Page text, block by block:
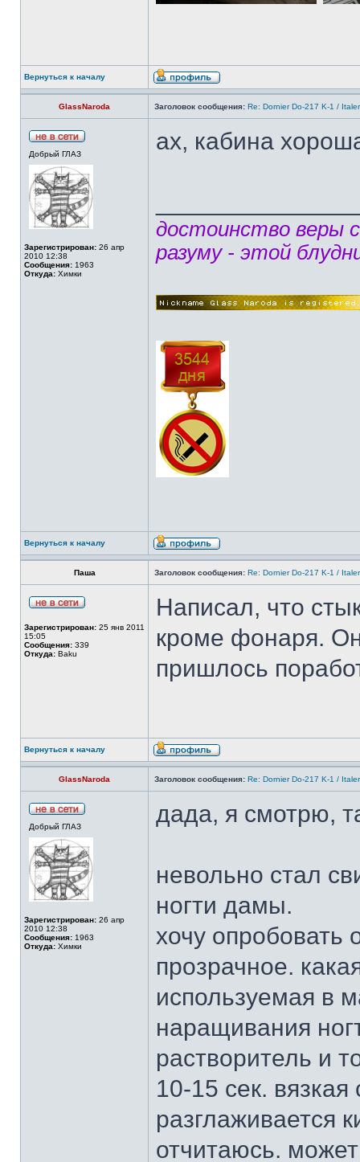
Вернуться к началу
GlassNaroda Заголовок сообщения: Re: Dornier Do-217 K-1 /
Добрый ГЛАЗ
Зарегистрирован: 26 апр
2010 12:38
Сообщения: 1963
Откуда: Химки
ах, кабина
достоинство веры
разуму - этой
Вернуться к началу
Паша Заголовок сообщения: Re: Dornier Do-217 K-1 /
Зарегистрирован: 25 янв 2011
15:05
Сообщения: 339
Откуда: Baku
Написал, что
кроме фонаря.
пришлось
Вернуться к началу
GlassNaroda Заголовок сообщения: Re: Dornier Do-217 K-1 /
Добрый ГЛАЗ
Зарегистрирован: 26 апр
2010 12:38
Сообщения: 1963
Откуда: Химки
дада, я смотрю,
невольно стал
ногти дамы.
хочу опробовать
прозрачное.
используемая в
наращивания
растворитель и
10-15 сек.
разглаживается
отчитаюсь.